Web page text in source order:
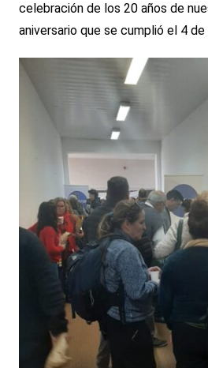
celebración de los 20 años de
aniversario que se cumplió el 4